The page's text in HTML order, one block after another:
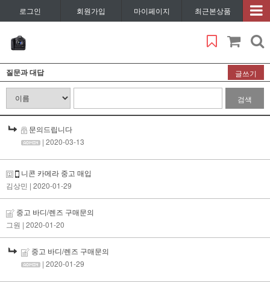
로그인 회원가입 마이페이지 최근본상품
질문과 대답 글쓰기
검색
문의드립니다
| 2020-03-13
니콘 카메라 중고 매입
김상민 | 2020-01-29
중고 바디/렌즈 구매문의
그원 | 2020-01-20
중고 바디/렌즈 구매문의
| 2020-01-29